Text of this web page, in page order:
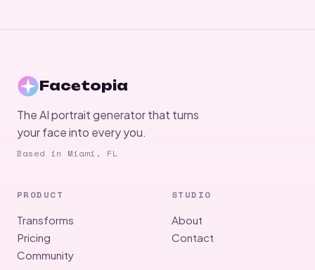
Facetopia
The AI portrait generator that turns
your face into every you.
Based in Miami, FL
PRODUCT
Transforms
Pricing
Community
STUDIO
About
Contact